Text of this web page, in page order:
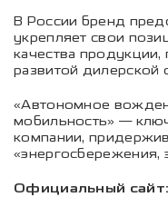
В России бренд
укрепляет свои
качества
развитой дилерской
«Автономное
мобильность» —
компании,
«энергосбережения,
Официальный